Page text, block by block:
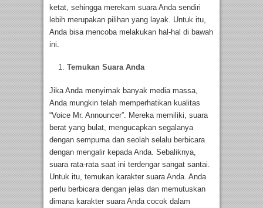
ketat, sehingga merekam suara Anda sendiri
lebih merupakan pilihan yang layak. Untuk itu,
Anda bisa mencoba melakukan hal-hal di bawah
ini.
Temukan Suara Anda
Jika Anda menyimak banyak media massa,
Anda mungkin telah memperhatikan kualitas
“Voice Mr. Announcer”. Mereka memiliki, suara
berat yang bulat, mengucapkan segalanya
dengan sempurna dan seolah selalu berbicara
dengan mengalir kepada Anda. Sebaliknya,
suara rata-rata saat ini terdengar sangat santai.
Untuk itu, temukan karakter suara Anda. Anda
perlu berbicara dengan jelas dan memutuskan
dimana karakter suara Anda cocok dalam